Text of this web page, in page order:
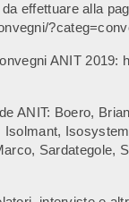
effettuare alla
ANIT 2019:
ANIT: Boero,
Sardategole,